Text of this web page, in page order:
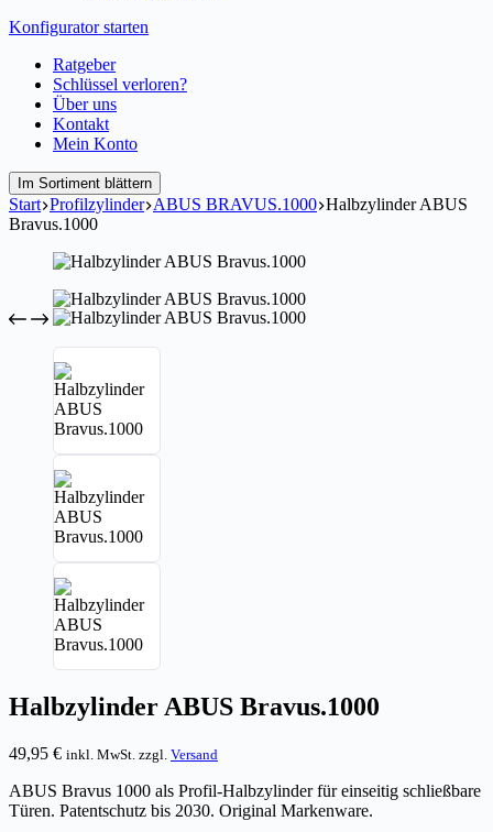
Konfigurator starten
Ratgeber
Schlüssel verloren?
Über uns
Kontakt
Mein Konto
Im Sortiment blättern
Start Profilzylinder ABUS BRAVUS.1000 Halbzylinder ABUS
Bravus.1000
Halbzylinder ABUS Bravus.1000
49,95 € inkl. MwSt. zzgl. Versand
ABUS Bravus 1000 als Profil-Halbzylinder für einseitig schließbare
Türen. Patentschutz bis 2030. Original Markenware.